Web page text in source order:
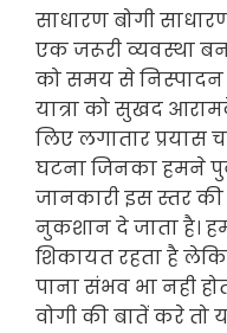
साधारण बोगी
एक जरूरी व्यवस्था
को समय से
यात्रा को सुखद
लिए लगातार
घटना जिनका हमने
जानकारी इस स्तर
नुकशान दे जाता है।
शिकायत रहता है
पाना संभव भा नही
वोगी की बातें करे तो